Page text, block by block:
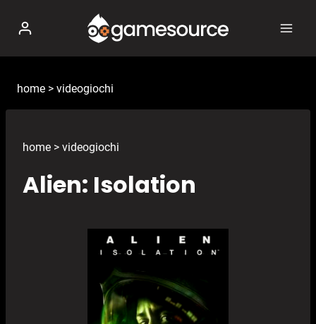
contenuto
home > videogiochi
home > videogiochi
Alien: Isolation